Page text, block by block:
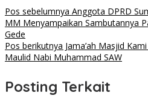
Pos sebelumnya Anggota DPRD
MM Menyampaikan Sambutannya
Gede
Pos berikutnya Jama’ah Masjid
Maulid Nabi Muhammad SAW
Posting Terkait